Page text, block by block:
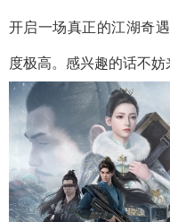
开启一场真正的江湖奇
度极高。感兴趣的话不妨